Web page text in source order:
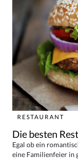
RESTAURANT
Die besten
Egal ob ein
eine Familienfeier in